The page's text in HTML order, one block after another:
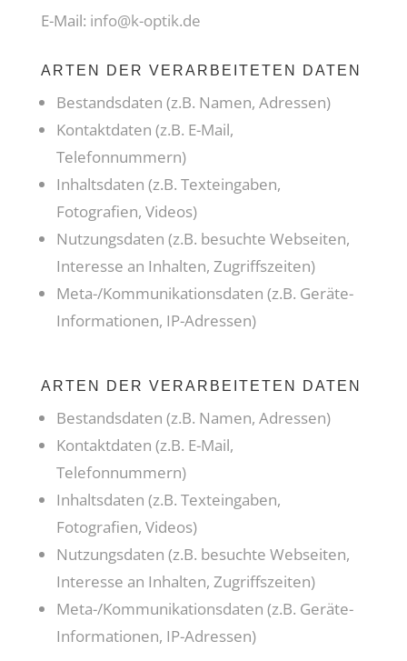
E-Mail: info@k-optik.de
ARTEN DER VERARBEITETEN DATEN
Bestandsdaten (z.B. Namen, Adressen)
Kontaktdaten (z.B. E-Mail,
Telefonnummern)
Inhaltsdaten (z.B. Texteingaben,
Fotografien, Videos)
Nutzungsdaten (z.B. besuchte Webseiten,
Interesse an Inhalten, Zugriffszeiten)
Meta-/Kommunikationsdaten (z.B. Geräte-
Informationen, IP-Adressen)
ARTEN DER VERARBEITETEN DATEN
Bestandsdaten (z.B. Namen, Adressen)
Kontaktdaten (z.B. E-Mail,
Telefonnummern)
Inhaltsdaten (z.B. Texteingaben,
Fotografien, Videos)
Nutzungsdaten (z.B. besuchte Webseiten,
Interesse an Inhalten, Zugriffszeiten)
Meta-/Kommunikationsdaten (z.B. Geräte-
Informationen, IP-Adressen)